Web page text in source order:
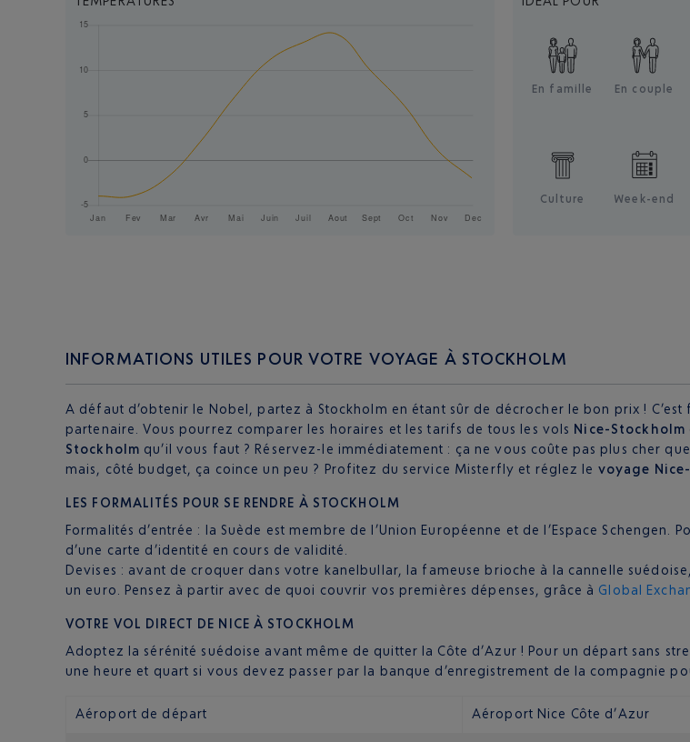
En famille En couple
Culture Week-end
INFORMATIONS UTILES POUR VOTRE VOYAGE À STOCKHOLM
A défaut d’obtenir le Nobel, partez à Stockholm en étant sûr de décrocher le bon prix !
partenaire. Vous pourrez comparer les horaires et les tarifs de tous les vols Nice-Stockholm
Stockholm qu’il vous faut ? Réservez-le immédiatement : ça ne vous coûte pas plus cher
mais, côté budget, ça coince un peu ? Profitez du service Misterfly et réglez le voyage
LES FORMALITÉS POUR SE RENDRE À STOCKHOLM
Formalités d’entrée : la Suède est membre de l’Union Européenne et de l’Espace
d’une carte d’identité en cours de validité.
Devises : avant de croquer dans votre kanelbullar, la fameuse brioche à la cannelle
un euro. Pensez à partir avec de quoi couvrir vos premières dépenses, grâce à Global
VOTRE VOL DIRECT DE NICE À STOCKHOLM
Adoptez la sérénité suédoise avant même de quitter la Côte d’Azur ! Pour un départ sans
une heure et quart si vous devez passer par la banque d’enregistrement de la compagnie
Aéroport de départ Aéroport Nice Côte d’Azur